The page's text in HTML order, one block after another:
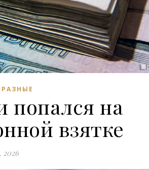
попался на
взятке
2026